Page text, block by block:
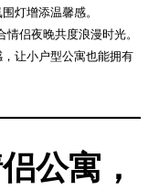
灯增添温馨感。
情侣夜晚共度浪漫时光。
让小户型公寓也能拥有
公寓，